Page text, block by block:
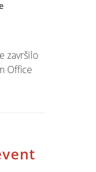
6%.
ove
tvrtke
završilo
Office